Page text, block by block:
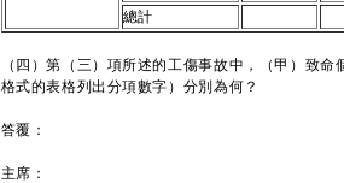
總計
（四）第（三）項所述的工傷事故中，（甲）致
格式的表格列出分項數字）分別為何？
答覆：
主席：